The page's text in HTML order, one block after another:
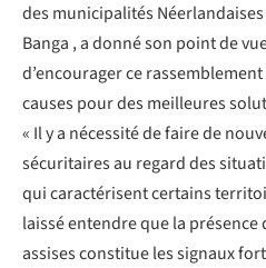
des municipalités
Banga , a donné son point de
d’encourager ce
causes pour des meilleures
« Il y a nécessité de faire de
sécuritaires au regard des
qui caractérisent certains
laissé entendre que la
assises constitue les signaux